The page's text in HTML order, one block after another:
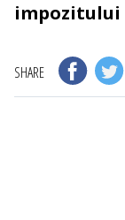
impozitului
SHARE